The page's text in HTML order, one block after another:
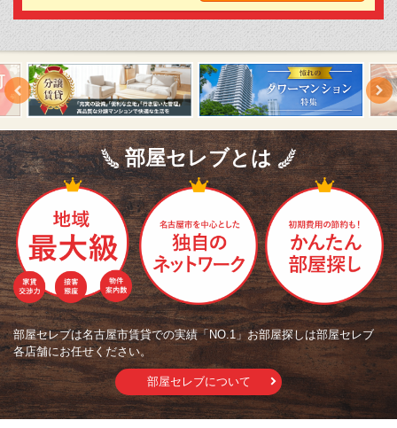
部屋セレブとは
部屋セレブは名古屋市賃貸での実績「NO.1」お部屋探しは部屋セレブ
各店舗にお任せください。
部屋セレブについて